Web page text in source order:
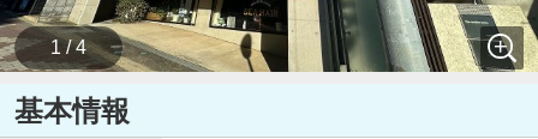
1 / 4
基本情報